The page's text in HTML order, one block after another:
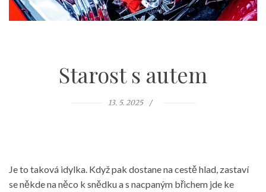
Starost s autem
13. 5. 2025
Je to taková idylka. Když pak dostane na cestě hlad, zastaví
se někde na něco k snědku a s nacpaným břichem jde ke